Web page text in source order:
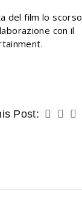
del film lo scorso
con il
Post: